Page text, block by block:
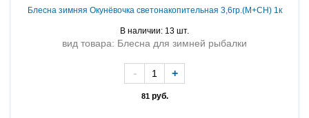
Блесна зимняя Окунёвочка светонакопительная 3,6гр.(М+СН) 1к
В наличии: 13 шт.
вид товара: Блесна для зимней рыбалки
81руб.
- +